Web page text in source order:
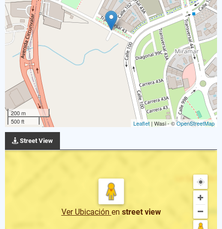
200 m
500 ft
Leaflet | Wasi - ©OpenStreetMap
Street View
Ver Ubicación en street view